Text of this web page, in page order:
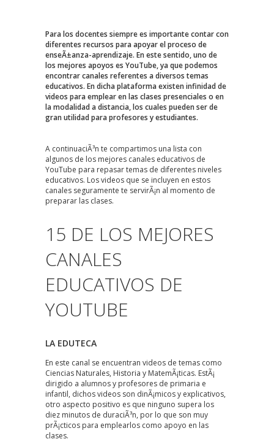
Para los docentes siempre es importante contar con
diferentes recursos para apoyar el proceso de
enseÃ±anza-aprendizaje. En este sentido, uno de
los mejores apoyos es YouTube, ya que podemos
encontrar canales referentes a diversos temas
educativos. En dicha plataforma existen infinidad de
videos para emplear en las clases presenciales o en
la modalidad a distancia, los cuales pueden ser de
gran utilidad para profesores y estudiantes.
A continuaciÃ³n te compartimos una lista con
algunos de los mejores canales educativos de
YouTube para repasar temas de diferentes niveles
educativos. Los videos que se incluyen en estos
canales seguramente te servirÃ¡n al momento de
preparar las clases.
15 DE LOS MEJORES
CANALES
EDUCATIVOS DE
YOUTUBE
LA EDUTECA
En este canal se encuentran videos de temas como
Ciencias Naturales, Historia y MatemÃ¡ticas. EstÃ¡
dirigido a alumnos y profesores de primaria e
infantil, dichos videos son dinÃ¡micos y explicativos,
otro aspecto positivo es que ninguno supera los
diez minutos de duraciÃ³n, por lo que son muy
prÃ¡cticos para emplearlos como apoyo en las
clases.